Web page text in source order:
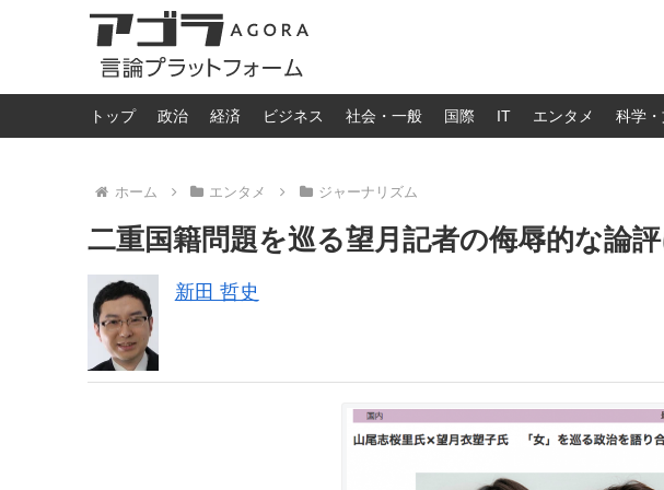
トップ 政治 経済 ビジネス 社会・一般 国際 IT エンタメ 科学
ホーム エンタメ ジャーナリズム
二重国籍問題を巡る望月記者の侮辱的な論
新田 哲史